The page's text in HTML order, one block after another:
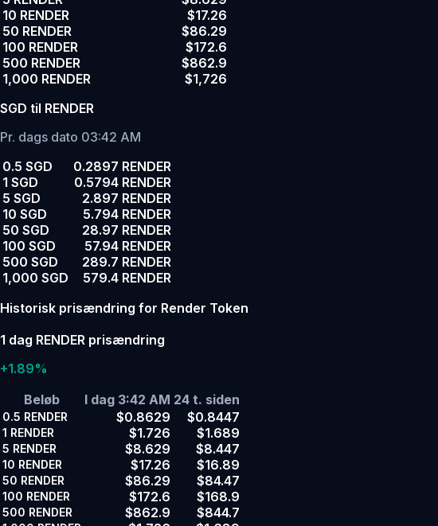
10 RENDER
$17.26
50 RENDER
$86.29
100 RENDER
$172.6
500 RENDER
$862.9
1,000 RENDER
$1,726
SGD til RENDER
Pr. dags dato 03:42 AM
0.5 SGD
0.2897 RENDER
1 SGD
0.5794 RENDER
5 SGD
2.897 RENDER
10 SGD
5.794 RENDER
50 SGD
28.97 RENDER
100 SGD
57.94 RENDER
500 SGD
289.7 RENDER
1,000 SGD
579.4 RENDER
Historisk prisændring for Render Token
1 dag RENDER prisændring
+1.89%
Beløb
I dag 3:42 AM 24 t. siden
0.5 RENDER $0.8629 $0.8447
1 RENDER $1.726 $1.689
5 RENDER $8.629 $8.447
10 RENDER $17.26 $16.89
50 RENDER $86.29 $84.47
100 RENDER $172.6 $168.9
500 RENDER $862.9 $844.7